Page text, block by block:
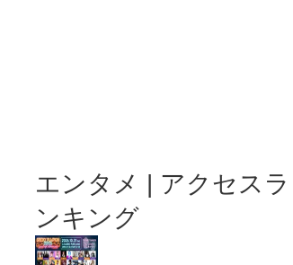
エンタメ | アクセスラ
ンキング